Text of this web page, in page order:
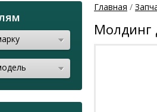
Главная /
Молдинг